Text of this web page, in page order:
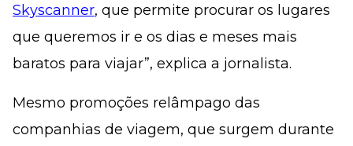
Skyscanner, que permite procurar os lugares
que queremos ir e os dias e meses mais
baratos para viajar”, explica a jornalista.
Mesmo promoções relâmpago das
companhias de viagem, que surgem durante